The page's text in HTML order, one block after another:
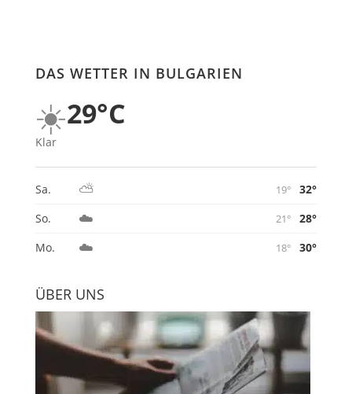
DAS WETTER IN BULGARIEN
☀️29°C
Klar
Sa. ⛅ 19°
32°
So.
☁️ 21°
28°
Mo.
☁️ 18° 30°
ÜBER UNS